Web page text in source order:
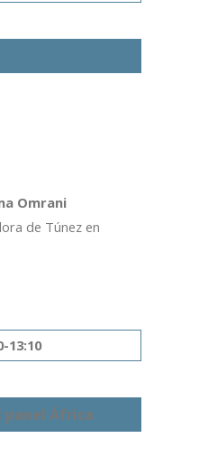
Omrani
de Túnez en
13:10
panel África